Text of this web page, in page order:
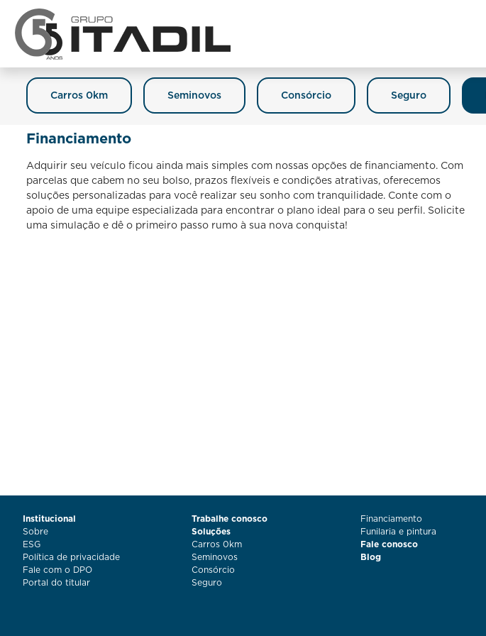
Carros 0km Seminovos Consórcio Seguro
Financiamento
Adquirir seu veículo ficou ainda mais simples com nossas opções de financiamento. Com
parcelas que cabem no seu bolso, prazos flexíveis e condições atrativas, oferecemos
soluções personalizadas para você realizar seu sonho com tranquilidade. Conte com o
apoio de uma equipe especializada para encontrar o plano ideal para o seu perfil. Solicite
uma simulação e dê o primeiro passo rumo à sua nova conquista!
Institucional
Sobre
ESG
Política de privacidade
Fale com o DPO
Portal do titular
Trabalhe conosco
Soluções
Carros 0km
Seminovos
Consórcio
Seguro
Financiamento
Funilaria e pintura
Fale conosco
Blog